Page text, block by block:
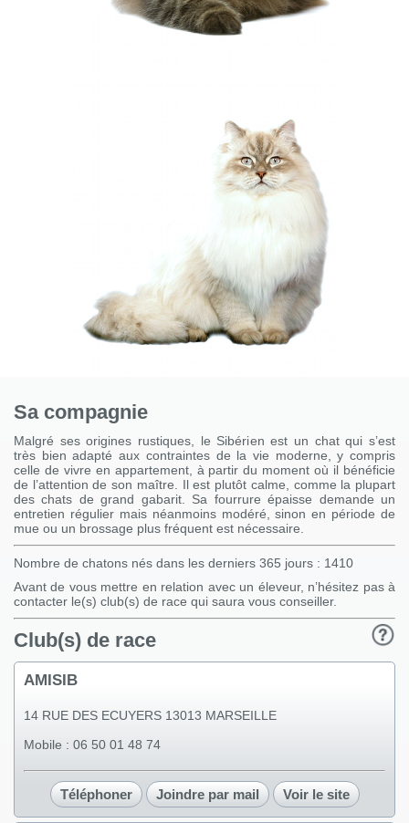
Sa compagnie
Malgré ses origines rustiques, le Sibérien est un chat qui s’est
très bien adapté aux contraintes de la vie moderne, y compris
celle de vivre en appartement, à partir du moment où il bénéficie
de l’attention de son maître. Il est plutôt calme, comme la plupart
des chats de grand gabarit. Sa fourrure épaisse demande un
entretien régulier mais néanmoins modéré, sinon en période de
mue ou un brossage plus fréquent est nécessaire.
Nombre de chatons nés dans les derniers 365 jours : 1410
Avant de vous mettre en relation avec un éleveur, n’hésitez pas à
contacter le(s) club(s) de race qui saura vous conseiller.
Club(s) de race
AMISIB
14 RUE DES ECUYERS 13013 MARSEILLE
Mobile : 06 50 01 48 74
Téléphoner Joindre par mail Voir le site